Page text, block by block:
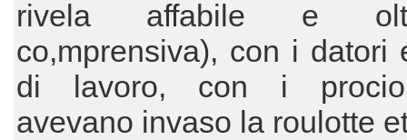
rivela affabile e
co,mprensiva), con i datori
di lavoro, con i
avevano invaso la roulotte